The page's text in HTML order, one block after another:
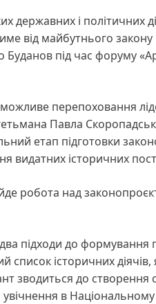
державних і політичних
від майбутнього
під час форуму
перепоховання
Павла
етап підготовки
видатних історичних
робота над
підходи до
історичних
зводиться до створення
в Національному